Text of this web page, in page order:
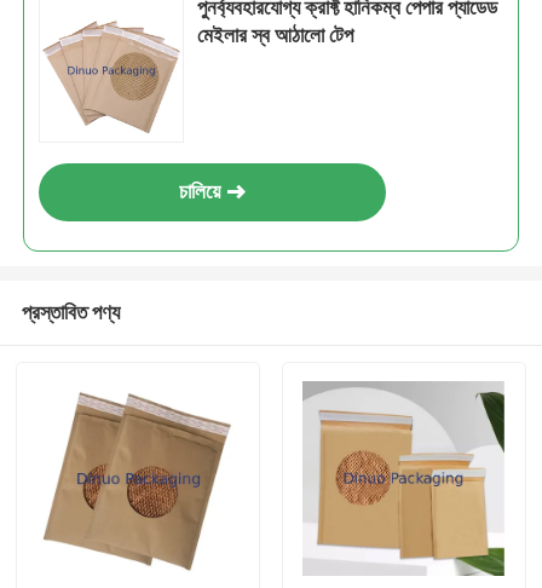
পুনর্ব্যবহারযোগ্য ক্রাফ্ট হানিকম্ব পেপার প্যাডেড
মেইলার স্ব আঠালো টেপ
চালিয়ে
প্রস্তাবিত পণ্য